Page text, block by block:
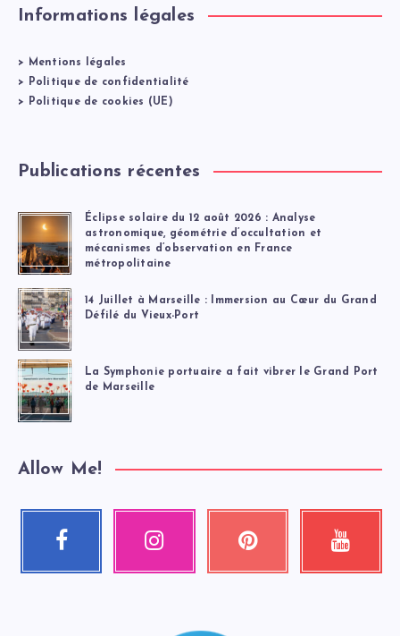
Informations légales
>
Mentions légales
>
Politique de confidentialité
>
Politique de cookies (UE)
Publications récentes
Éclipse solaire du 12 août 2026 : Analyse
astronomique, géométrie d’occultation et
mécanismes d’observation en France
métropolitaine
14 Juillet à Marseille : Immersion au Cœur du Grand
Défilé du Vieux-Port
La Symphonie portuaire a fait vibrer le Grand Port
de Marseille
Allow Me!
Facebook Instagram Pinterest
Épinglez
Youtube
Regardez